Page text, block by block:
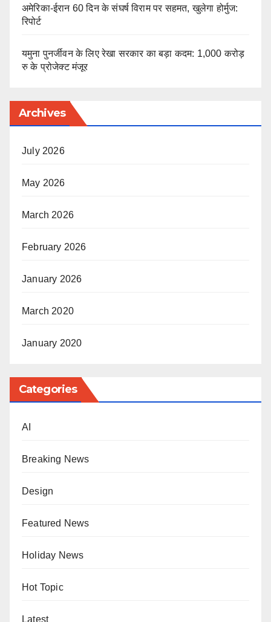
अमेरिका-ईरान 60 दिन के संघर्ष विराम पर सहमत, खुलेगा होर्मुज:
रिपोर्ट
यमुना पुनर्जीवन के लिए रेखा सरकार का बड़ा कदम: 1,000 करोड़
रु के प्रोजेक्ट मंजूर
Archives
July 2026
May 2026
March 2026
February 2026
January 2026
March 2020
January 2020
Categories
AI
Breaking News
Design
Featured News
Holiday News
Hot Topic
Latest